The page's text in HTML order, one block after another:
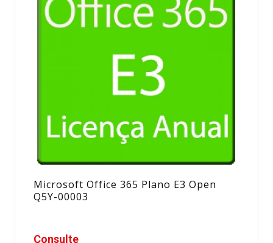
Microsoft Office 365 Plano E3 Open
Q5Y-00003
Consulte